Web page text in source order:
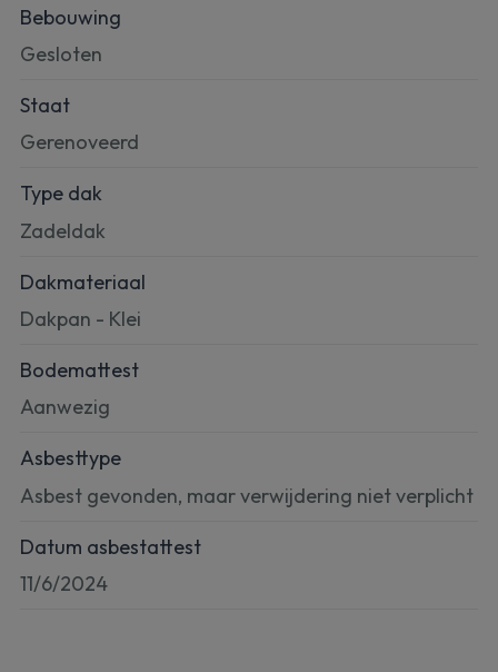
Bebouwing
Gesloten
Staat
Gerenoveerd
Type dak
Zadeldak
Dakmateriaal
Dakpan - Klei
Bodemattest
Aanwezig
Asbesttype
Asbest gevonden, maar verwijdering niet verplicht
Datum asbestattest
11/6/2024